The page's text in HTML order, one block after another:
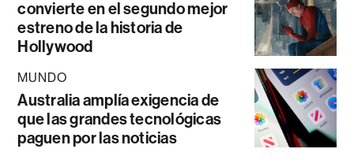
convierte en el segundo mejor
estreno de la historia de
Hollywood
MUNDO
Australia amplía exigencia de
que las grandes tecnológicas
paguen por las noticias